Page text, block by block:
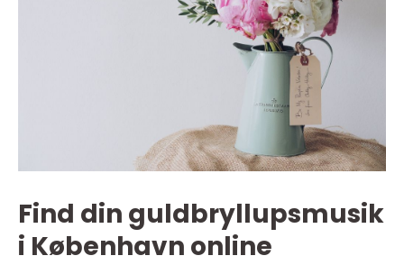
Find din guldbryllupsmusik
i København online